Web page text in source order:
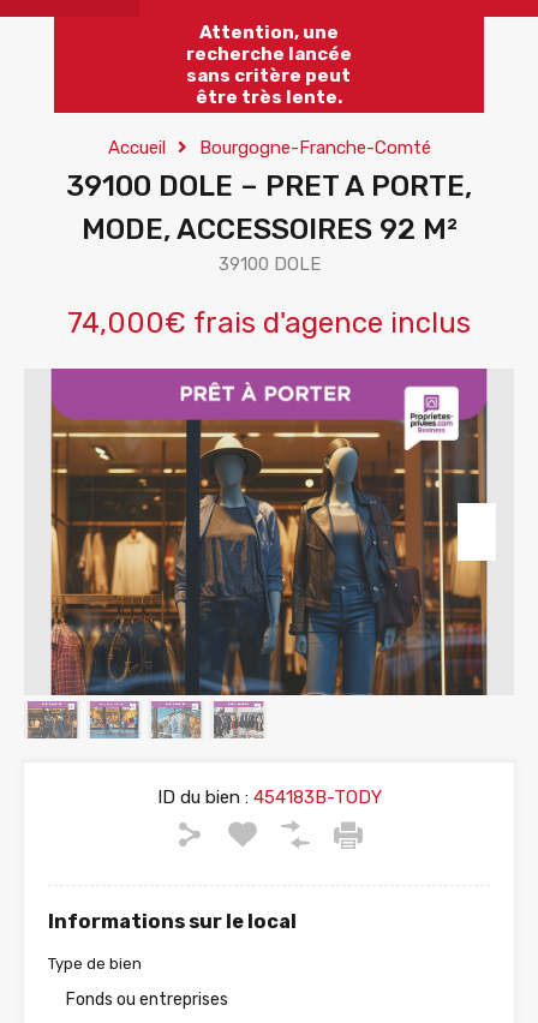
Attention, une
recherche lancée
sans critère peut
être très lente.
Accueil Bourgogne-Franche-Comté
39100 DOLE – PRET A PORTE,
MODE, ACCESSOIRES 92 M²
39100 DOLE
74,000€ frais d'agence inclus
ID du bien :454183B-TODY
Informations sur le local
Type de bien
Fonds ou entreprises